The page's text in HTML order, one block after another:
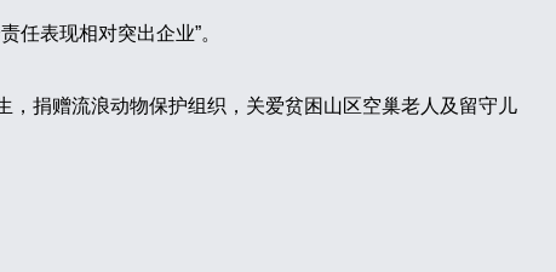
任表现相对突出企业”。
捐赠流浪动物保护组织，关爱贫困山区空巢老人及留守儿